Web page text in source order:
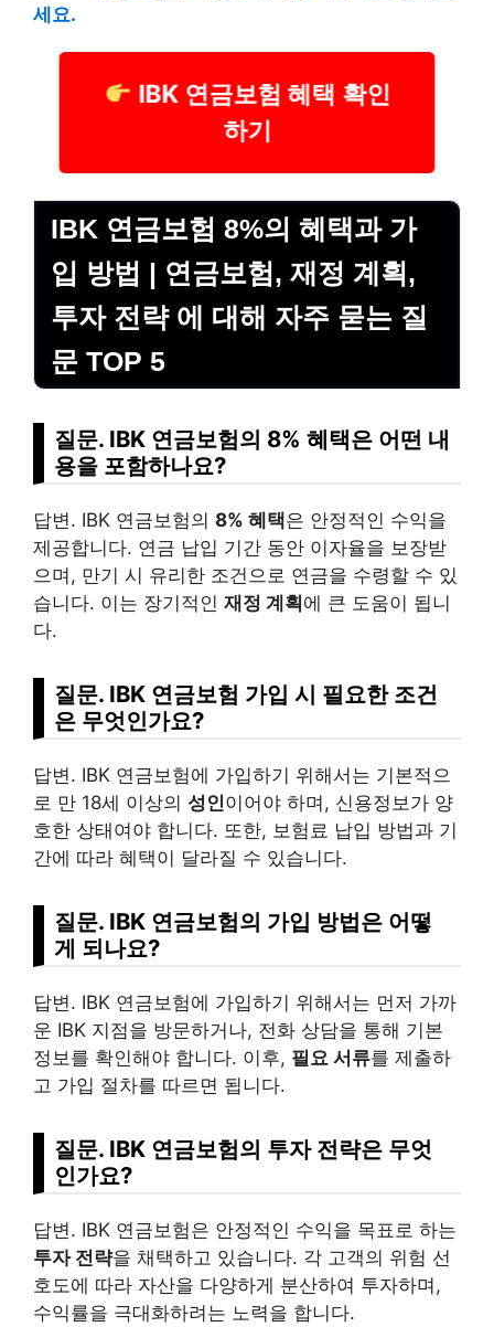
세요.
IBK 연금보험 혜택 확인
하기
IBK 연금보험 8%의 혜택과 가
입 방법 | 연금보험, 재정 계획,
투자 전략 에 대해 자주 묻는 질
문 TOP 5
질문. IBK 연금보험의 8% 혜택은 어떤 내
용을 포함하나요?
답변. IBK 연금보험의 8% 혜택은 안정적인 수익을
제공합니다. 연금 납입 기간 동안 이자율을 보장받
으며, 만기 시 유리한 조건으로 연금을 수령할 수 있
습니다. 이는 장기적인 재정 계획에 큰 도움이 됩니
다.
질문. IBK 연금보험 가입 시 필요한 조건
은 무엇인가요?
답변. IBK 연금보험에 가입하기 위해서는 기본적으
로 만 18세 이상의 성인이어야 하며, 신용정보가 양
호한 상태여야 합니다. 또한, 보험료 납입 방법과 기
간에 따라 혜택이 달라질 수 있습니다.
질문. IBK 연금보험의 가입 방법은 어떻
게 되나요?
답변. IBK 연금보험에 가입하기 위해서는 먼저 가까
운 IBK 지점을 방문하거나, 전화 상담을 통해 기본
정보를 확인해야 합니다. 이후, 필요 서류를 제출하
고 가입 절차를 따르면 됩니다.
질문. IBK 연금보험의 투자 전략은 무엇
인가요?
답변. IBK 연금보험은 안정적인 수익을 목표로 하는
투자 전략을 채택하고 있습니다. 각 고객의 위험 선
호도에 따라 자산을 다양하게 분산하여 투자하며,
수익률을 극대화하려는 노력을 합니다.